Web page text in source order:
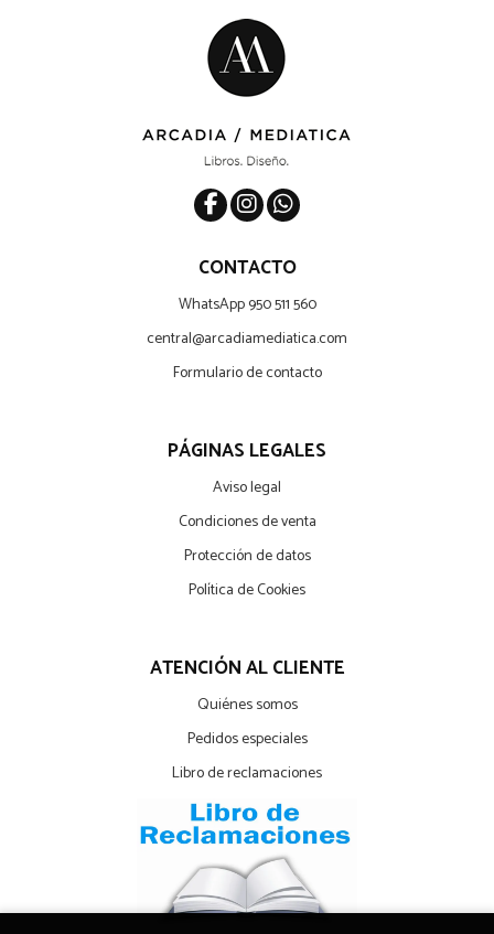
CONTACTO
WhatsApp 950 511 560
central@arcadiamediatica.com
Formulario de contacto
PÁGINAS LEGALES
Aviso legal
Condiciones de venta
Protección de datos
Política de Cookies
ATENCIÓN AL CLIENTE
Quiénes somos
Pedidos especiales
Libro de reclamaciones